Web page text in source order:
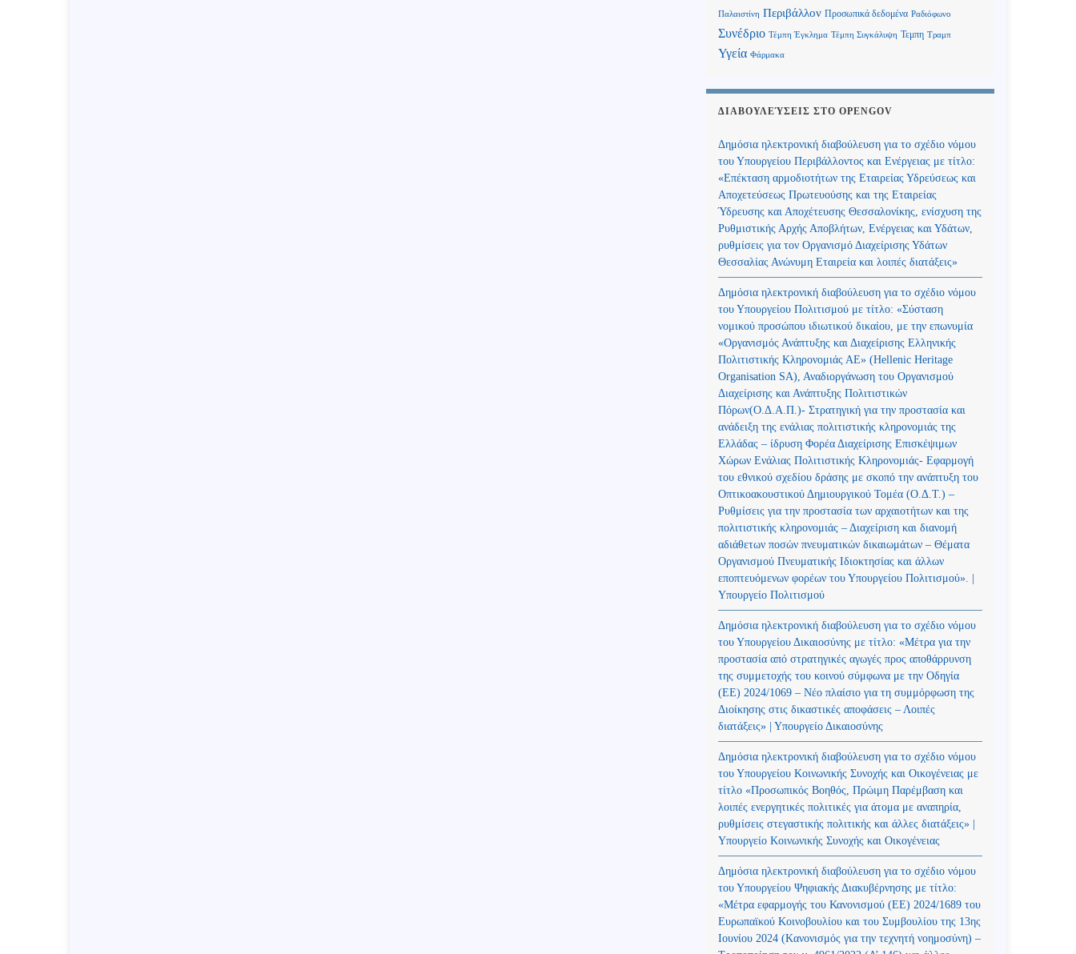
Παλαιστίνη Περιβάλλον Προσωπικά δεδομένα Ραδιόφωνο
Συνέδριο Τέμπη Έγκλημα Τέμπη Συγκάλυψη Τεμπη Τραμπ
Υγεία Φάρμακα
ΔΙΑΒΟΥΛΕΎΣΕΙΣ ΣΤΟ OPENGOV
Δημόσια ηλεκτρονική διαβούλευση για το σχέδιο νόμου
του Υπουργείου Περιβάλλοντος και Ενέργειας με τίτλο:
«Επέκταση αρμοδιοτήτων της Εταιρείας Υδρεύσεως και
Αποχετεύσεως Πρωτευούσης και της Εταιρείας
Ύδρευσης και Αποχέτευσης Θεσσαλονίκης, ενίσχυση της
Ρυθμιστικής Αρχής Αποβλήτων, Ενέργειας και Υδάτων,
ρυθμίσεις για τον Οργανισμό Διαχείρισης Υδάτων
Θεσσαλίας Ανώνυμη Εταιρεία και λοιπές διατάξεις»
Δημόσια ηλεκτρονική διαβούλευση για το σχέδιο νόμου
του Υπουργείου Πολιτισμού με τίτλο: «Σύσταση
νομικού προσώπου ιδιωτικού δικαίου, με την επωνυμία
«Οργανισμός Ανάπτυξης και Διαχείρισης Ελληνικής
Πολιτιστικής Κληρονομιάς ΑΕ» (Hellenic Heritage
Organisation SA), Αναδιοργάνωση του Οργανισμού
Διαχείρισης και Ανάπτυξης Πολιτιστικών
Πόρων(Ο.Δ.Α.Π.)- Στρατηγική για την προστασία και
ανάδειξη της ενάλιας πολιτιστικής κληρονομιάς της
Ελλάδας – ίδρυση Φορέα Διαχείρισης Επισκέψιμων
Χώρων Ενάλιας Πολιτιστικής Κληρονομιάς- Εφαρμογή
του εθνικού σχεδίου δράσης με σκοπό την ανάπτυξη του
Οπτικοακουστικού Δημιουργικού Τομέα (Ο.Δ.Τ.) –
Ρυθμίσεις για την προστασία των αρχαιοτήτων και της
πολιτιστικής κληρονομιάς – Διαχείριση και διανομή
αδιάθετων ποσών πνευματικών δικαιωμάτων – Θέματα
Οργανισμού Πνευματικής Ιδιοκτησίας και άλλων
εποπτευόμενων φορέων του Υπουργείου Πολιτισμού». |
Υπουργείο Πολιτισμού
Δημόσια ηλεκτρονική διαβούλευση για το σχέδιο νόμου
του Υπουργείου Δικαιοσύνης με τίτλο: «Μέτρα για την
προστασία από στρατηγικές αγωγές προς αποθάρρυνση
της συμμετοχής του κοινού σύμφωνα με την Οδηγία
(ΕΕ) 2024/1069 – Νέο πλαίσιο για τη συμμόρφωση της
Διοίκησης στις δικαστικές αποφάσεις – Λοιπές
διατάξεις» | Υπουργείο Δικαιοσύνης
Δημόσια ηλεκτρονική διαβούλευση για το σχέδιο νόμου
του Υπουργείου Κοινωνικής Συνοχής και Οικογένειας με
τίτλο «Προσωπικός Βοηθός, Πρώιμη Παρέμβαση και
λοιπές ενεργητικές πολιτικές για άτομα με αναπηρία,
ρυθμίσεις στεγαστικής πολιτικής και άλλες διατάξεις» |
Υπουργείο Κοινωνικής Συνοχής και Οικογένειας
Δημόσια ηλεκτρονική διαβούλευση για το σχέδιο νόμου
του Υπουργείου Ψηφιακής Διακυβέρνησης με τίτλο:
«Μέτρα εφαρμογής του Κανονισμού (ΕΕ) 2024/1689 του
Ευρωπαϊκού Κοινοβουλίου και του Συμβουλίου της 13ης
Ιουνίου 2024 (Kανονισμός για την τεχνητή νοημοσύνη) –